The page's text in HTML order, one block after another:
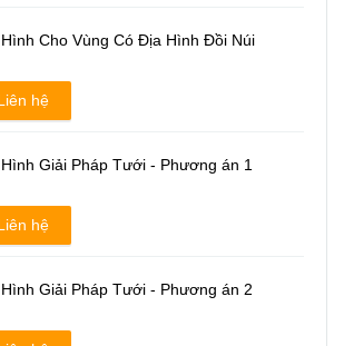
Cho Vùng Có Địa Hình Đồi Núi
hệ
Giải Pháp Tưới - Phương án 1
hệ
Giải Pháp Tưới - Phương án 2